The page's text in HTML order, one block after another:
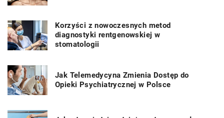
Korzyści z nowoczesnych metod
diagnostyki rentgenowskiej w
stomatologii
Jak Telemedycyna Zmienia Dostęp do
Opieki Psychiatrycznej w Polsce